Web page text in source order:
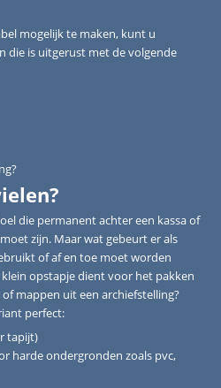
mogelijk te maken, kunt u
die is uitgerust met de volgende
die permanent achter een kassa of
zijn. Maar wat gebeurt er als
of af en toe moet worden
klein opstapje dient voor het pakken
mappen uit een archiefstelling?
perfect:
tapijt)
harde ondergronden zoals pvc,